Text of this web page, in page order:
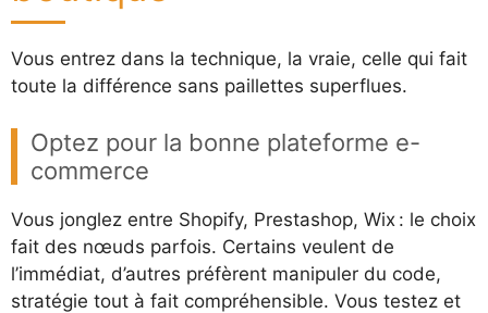
Vous entrez dans la technique, la vraie, celle qui fait
toute la différence sans paillettes superflues.
Optez pour la bonne plateforme e-
commerce
Vous jonglez entre Shopify, Prestashop, Wix : le choix
fait des nœuds parfois. Certains veulent de
l’immédiat, d’autres préfèrent manipuler du code,
stratégie tout à fait compréhensible. Vous testez et